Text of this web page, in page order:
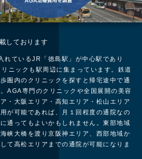
しております
れているJR「徳島駅」が中心駅であり
ニックも駅周辺に集まっています。鉄道
圏内のクリニックを探すと帰宅途中で通
AGA専門のクリニックや全国展開の美容
・大阪エリア・高知エリア・松山エリア
が可能であれば、月１回程度の通院なの
通ってもよいかもしれません。東部地域
峡大橋を渡り京阪神エリア、西部地域か
て高松エリアまでの通院が可能になりま